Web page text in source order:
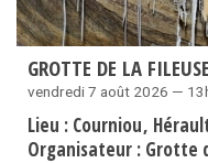
GROTTE DE LA
vendredi 7 août 2026 —
Lieu : Courniou
Organisateur : Grotte